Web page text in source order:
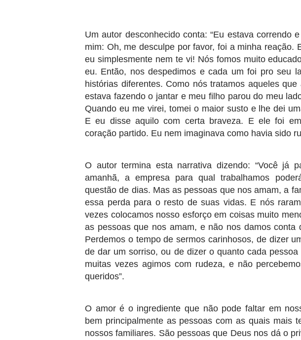
Um autor desconhecido conta: “Eu estava correndo
mim: Oh, me desculpe por favor, foi a minha reação.
eu simplesmente nem te vi! Nós fomos muito
eu. Então, nos despedimos e cada um foi pro seu
histórias diferentes. Como nós tratamos aqueles
estava fazendo o jantar e meu filho parou do meu
Quando eu me virei, tomei o maior susto e lhe dei
E eu disse aquilo com certa braveza. E ele foi
coração partido. Eu nem imaginava como havia sido
O autor termina esta narrativa dizendo: “Você já
amanhã, a empresa para qual trabalhamos
questão de dias. Mas as pessoas que nos amam, a
essa perda para o resto de suas vidas. E nós
vezes colocamos nosso esforço em coisas muito
as pessoas que nos amam, e não nos damos conta
Perdemos o tempo de sermos carinhosos, de dizer
de dar um sorriso, ou de dizer o quanto cada
muitas vezes agimos com rudeza, e não
queridos”.
O amor é o ingrediente que não pode faltar em
bem principalmente as pessoas com as quais mais
nossos familiares. São pessoas que Deus nos dá o